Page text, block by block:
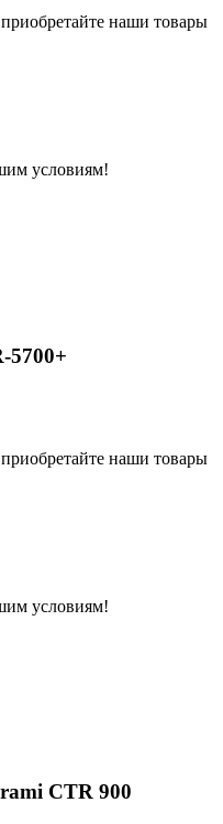
наши товары
условиям!
5700+
наши товары
условиям!
CTR 900